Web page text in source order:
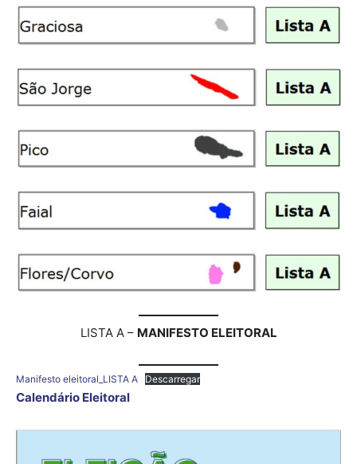
LISTA A – MANIFESTO ELEITORAL
Manifesto eleitoral_LISTA A Descarregar
Calendário Eleitoral